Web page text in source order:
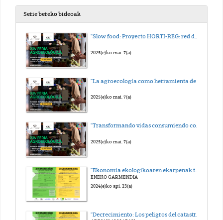
Serie bereko bideoak
"Slow food: Proyecto HORTI-REG: red de salud comunitaria"
2025(e)ko mai. 7(a)
2025(e)ko mai. 7(a)
"Transformando vidas consumiendo con conciencia"
2025(e)ko mai. 7(a)
ENEKO GARMENDIA
2024(e)ko api. 23(a)
"Decrecimiento: Los peligros del catastrofismo y construcción de la autonomía para un mundo posible"